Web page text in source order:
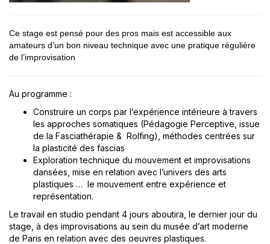
Ce stage est pensé pour des pros mais est accessible aux
amateurs d’un bon niveau technique avec une pratique régulière
de l’improvisation
Au programme :
Construire un corps par l’expérience intérieure à travers
les approches somatiques (Pédagogie Perceptive, issue
de la Fasciathérapie & Rolfing), méthodes centrées sur
la plasticité des fascias
Exploration technique du mouvement et improvisations
dansées, mise en relation avec l’univers des arts
plastiques … le mouvement entre expérience et
représentation.
Le travail en studio pendant 4 jours aboutira, le dernier jour du
stage, à des improvisations au sein du musée d’art moderne
de Paris en relation avec des oeuvres plastiques.